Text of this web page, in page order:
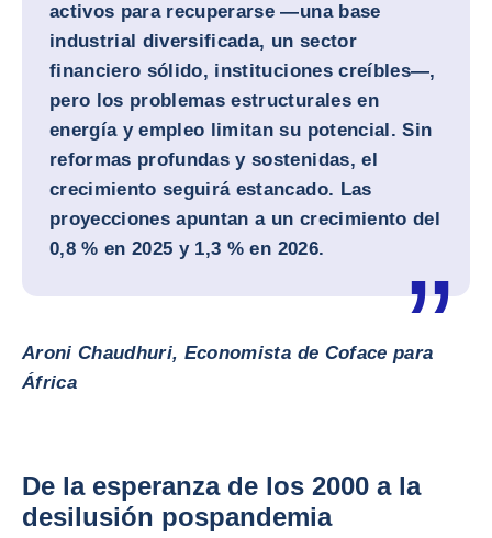
activos para recuperarse —una base
industrial diversificada, un sector
financiero sólido, instituciones creíbles—,
pero los problemas estructurales en
energía y empleo limitan su potencial. Sin
reformas profundas y sostenidas, el
crecimiento seguirá estancado. Las
proyecciones apuntan a un crecimiento del
0,8 % en 2025 y 1,3 % en 2026.
Aroni Chaudhuri, Economista de Coface para
África
De la esperanza de los 2000 a la
desilusión pospandemia